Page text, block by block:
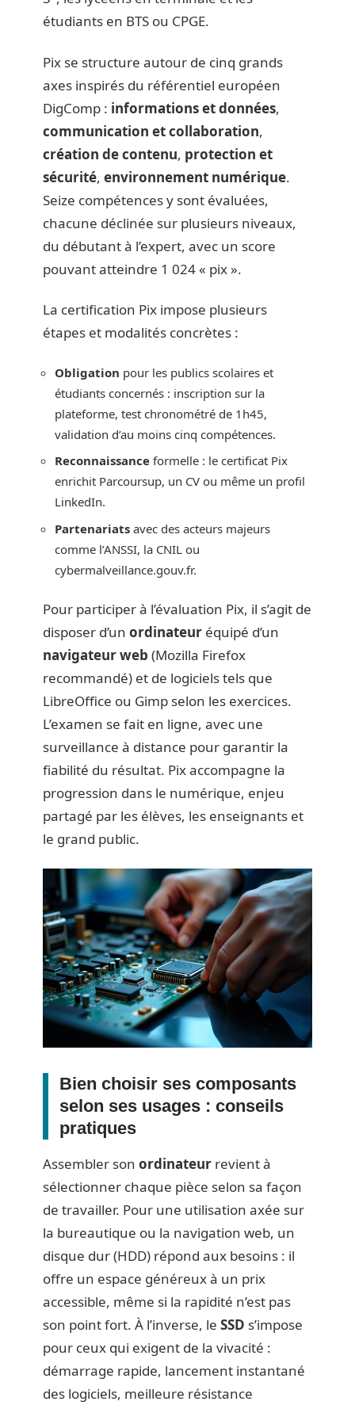
étudiants en BTS ou CPGE.
Pix se structure autour de cinq grands
axes inspirés du référentiel européen
DigComp : informations et données,
communication et collaboration,
création de contenu, protection et
sécurité, environnement numérique.
Seize compétences y sont évaluées,
chacune déclinée sur plusieurs niveaux,
du débutant à l’expert, avec un score
pouvant atteindre 1 024 « pix ».
La certification Pix impose plusieurs
étapes et modalités concrètes :
Obligation pour les publics scolaires et
étudiants concernés : inscription sur la
plateforme, test chronométré de 1h45,
validation d’au moins cinq compétences.
Reconnaissance formelle : le certificat Pix
enrichit Parcoursup, un CV ou même un profil
LinkedIn.
Partenariats avec des acteurs majeurs
comme l’ANSSI, la CNIL ou
cybermalveillance.gouv.fr.
Pour participer à l’évaluation Pix, il s’agit de
disposer d’un ordinateur équipé d’un
navigateur web (Mozilla Firefox
recommandé) et de logiciels tels que
LibreOffice ou Gimp selon les exercices.
L’examen se fait en ligne, avec une
surveillance à distance pour garantir la
fiabilité du résultat. Pix accompagne la
progression dans le numérique, enjeu
partagé par les élèves, les enseignants et
le grand public.
Bien choisir ses composants
selon ses usages : conseils
pratiques
Assembler son ordinateur revient à
sélectionner chaque pièce selon sa façon
de travailler. Pour une utilisation axée sur
la bureautique ou la navigation web, un
disque dur (HDD) répond aux besoins : il
offre un espace généreux à un prix
accessible, même si la rapidité n’est pas
son point fort. À l’inverse, le SSD s’impose
pour ceux qui exigent de la vivacité :
démarrage rapide, lancement instantané
des logiciels, meilleure résistance